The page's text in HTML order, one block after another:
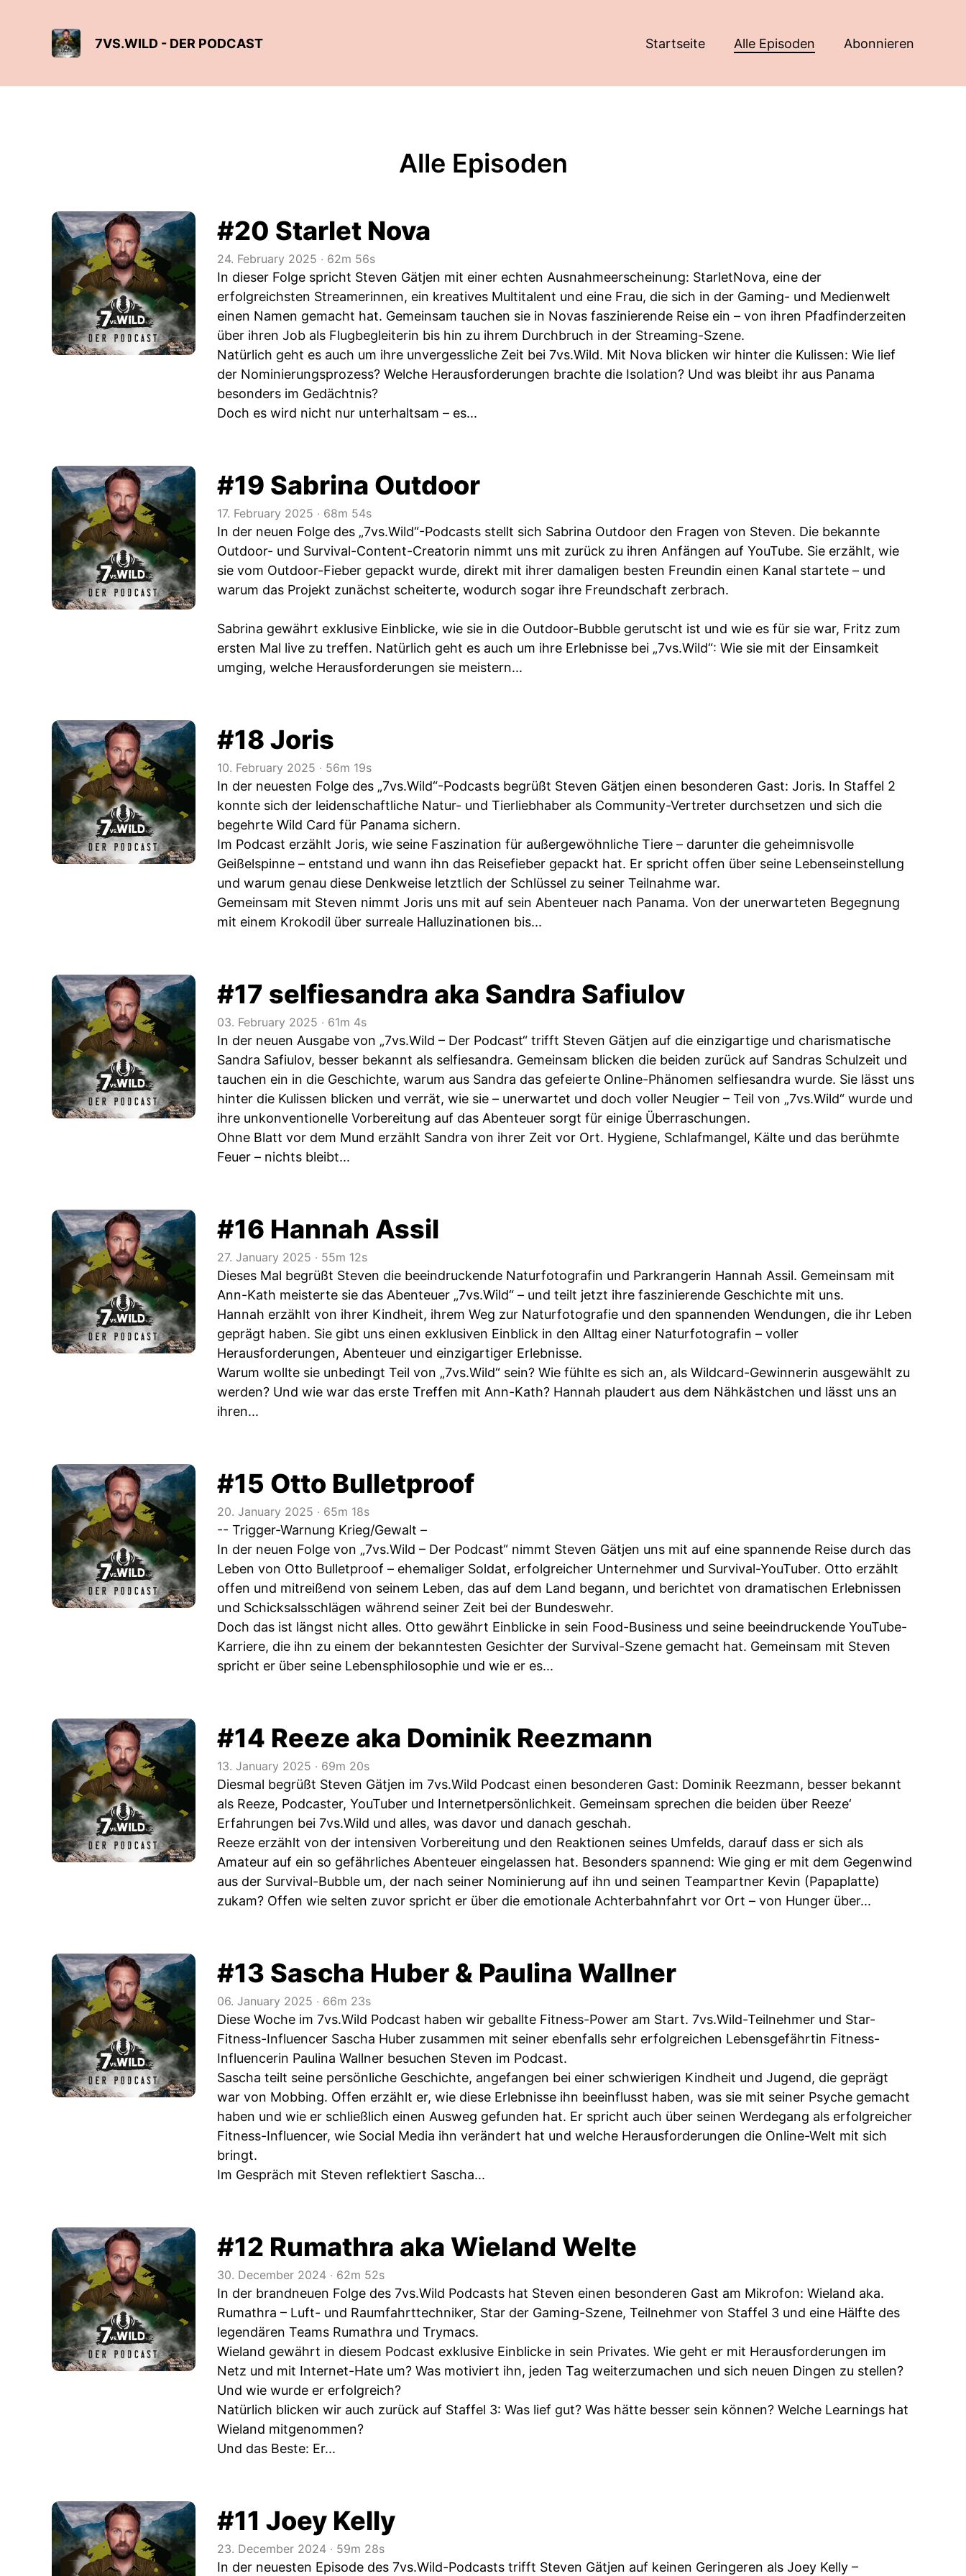
7VS.WILD - DER PODCAST Startseite Alle Episoden Abonnieren
Alle Episoden
#20 Starlet Nova
24. February 2025 ‧ 62m 56s
In dieser Folge spricht Steven Gätjen mit einer echten Ausnahmeerscheinung: StarletNova, eine der
erfolgreichsten Streamerinnen, ein kreatives Multitalent und eine Frau, die sich in der Gaming- und Medienwelt
einen Namen gemacht hat. Gemeinsam tauchen sie in Novas faszinierende Reise ein – von ihren Pfadfinderzeiten
über ihren Job als Flugbegleiterin bis hin zu ihrem Durchbruch in der Streaming-Szene.
Natürlich geht es auch um ihre unvergessliche Zeit bei 7vs.Wild. Mit Nova blicken wir hinter die Kulissen: Wie lief
der Nominierungsprozess? Welche Herausforderungen brachte die Isolation? Und was bleibt ihr aus Panama
besonders im Gedächtnis?
Doch es wird nicht nur unterhaltsam – es...
#19 Sabrina Outdoor
17. February 2025 ‧ 68m 54s
In der neuen Folge des „7vs.Wild“-Podcasts stellt sich Sabrina Outdoor den Fragen von Steven. Die bekannte
Outdoor- und Survival-Content-Creatorin nimmt uns mit zurück zu ihren Anfängen auf YouTube. Sie erzählt, wie
sie vom Outdoor-Fieber gepackt wurde, direkt mit ihrer damaligen besten Freundin einen Kanal startete – und
warum das Projekt zunächst scheiterte, wodurch sogar ihre Freundschaft zerbrach.
Sabrina gewährt exklusive Einblicke, wie sie in die Outdoor-Bubble gerutscht ist und wie es für sie war, Fritz zum
ersten Mal live zu treffen. Natürlich geht es auch um ihre Erlebnisse bei „7vs.Wild“: Wie sie mit der Einsamkeit
umging, welche Herausforderungen sie meistern...
#18 Joris
10. February 2025 ‧ 56m 19s
In der neuesten Folge des „7vs.Wild“-Podcasts begrüßt Steven Gätjen einen besonderen Gast: Joris. In Staffel 2
konnte sich der leidenschaftliche Natur- und Tierliebhaber als Community-Vertreter durchsetzen und sich die
begehrte Wild Card für Panama sichern.
Im Podcast erzählt Joris, wie seine Faszination für außergewöhnliche Tiere – darunter die geheimnisvolle
Geißelspinne – entstand und wann ihn das Reisefieber gepackt hat. Er spricht offen über seine Lebenseinstellung
und warum genau diese Denkweise letztlich der Schlüssel zu seiner Teilnahme war.
Gemeinsam mit Steven nimmt Joris uns mit auf sein Abenteuer nach Panama. Von der unerwarteten Begegnung
mit einem Krokodil über surreale Halluzinationen bis...
#17 selfiesandra aka Sandra Safiulov
03. February 2025 ‧ 61m 4s
In der neuen Ausgabe von „7vs.Wild – Der Podcast“ trifft Steven Gätjen auf die einzigartige und charismatische
Sandra Safiulov, besser bekannt als selfiesandra. Gemeinsam blicken die beiden zurück auf Sandras Schulzeit und
tauchen ein in die Geschichte, warum aus Sandra das gefeierte Online-Phänomen selfiesandra wurde. Sie lässt uns
hinter die Kulissen blicken und verrät, wie sie – unerwartet und doch voller Neugier – Teil von „7vs.Wild“ wurde und
ihre unkonventionelle Vorbereitung auf das Abenteuer sorgt für einige Überraschungen.
Ohne Blatt vor dem Mund erzählt Sandra von ihrer Zeit vor Ort. Hygiene, Schlafmangel, Kälte und das berühmte
Feuer – nichts bleibt...
#16 Hannah Assil
27. January 2025 ‧ 55m 12s
Dieses Mal begrüßt Steven die beeindruckende Naturfotografin und Parkrangerin Hannah Assil. Gemeinsam mit
Ann-Kath meisterte sie das Abenteuer „7vs.Wild“ – und teilt jetzt ihre faszinierende Geschichte mit uns.
Hannah erzählt von ihrer Kindheit, ihrem Weg zur Naturfotografie und den spannenden Wendungen, die ihr Leben
geprägt haben. Sie gibt uns einen exklusiven Einblick in den Alltag einer Naturfotografin – voller
Herausforderungen, Abenteuer und einzigartiger Erlebnisse.
Warum wollte sie unbedingt Teil von „7vs.Wild“ sein? Wie fühlte es sich an, als Wildcard-Gewinnerin ausgewählt zu
werden? Und wie war das erste Treffen mit Ann-Kath? Hannah plaudert aus dem Nähkästchen und lässt uns an
ihren...
#15 Otto Bulletproof
20. January 2025 ‧ 65m 18s
-- Trigger-Warnung Krieg/Gewalt –
In der neuen Folge von „7vs.Wild – Der Podcast“ nimmt Steven Gätjen uns mit auf eine spannende Reise durch das
Leben von Otto Bulletproof – ehemaliger Soldat, erfolgreicher Unternehmer und Survival-YouTuber. Otto erzählt
offen und mitreißend von seinem Leben, das auf dem Land begann, und berichtet von dramatischen Erlebnissen
und Schicksalsschlägen während seiner Zeit bei der Bundeswehr.
Doch das ist längst nicht alles. Otto gewährt Einblicke in sein Food-Business und seine beeindruckende YouTube-
Karriere, die ihn zu einem der bekanntesten Gesichter der Survival-Szene gemacht hat. Gemeinsam mit Steven
spricht er über seine Lebensphilosophie und wie er es...
#14 Reeze aka Dominik Reezmann
13. January 2025 ‧ 69m 20s
Diesmal begrüßt Steven Gätjen im 7vs.Wild Podcast einen besonderen Gast: Dominik Reezmann, besser bekannt
als Reeze, Podcaster, YouTuber und Internetpersönlichkeit. Gemeinsam sprechen die beiden über Reeze‘
Erfahrungen bei 7vs.Wild und alles, was davor und danach geschah.
Reeze erzählt von der intensiven Vorbereitung und den Reaktionen seines Umfelds, darauf dass er sich als
Amateur auf ein so gefährliches Abenteuer eingelassen hat. Besonders spannend: Wie ging er mit dem Gegenwind
aus der Survival-Bubble um, der nach seiner Nominierung auf ihn und seinen Teampartner Kevin (Papaplatte)
zukam? Offen wie selten zuvor spricht er über die emotionale Achterbahnfahrt vor Ort – von Hunger über...
#13 Sascha Huber & Paulina Wallner
06. January 2025 ‧ 66m 23s
Diese Woche im 7vs.Wild Podcast haben wir geballte Fitness-Power am Start. 7vs.Wild-Teilnehmer und Star-
Fitness-Influencer Sascha Huber zusammen mit seiner ebenfalls sehr erfolgreichen Lebensgefährtin Fitness-
Influencerin Paulina Wallner besuchen Steven im Podcast.
Sascha teilt seine persönliche Geschichte, angefangen bei einer schwierigen Kindheit und Jugend, die geprägt
war von Mobbing. Offen erzählt er, wie diese Erlebnisse ihn beeinflusst haben, was sie mit seiner Psyche gemacht
haben und wie er schließlich einen Ausweg gefunden hat. Er spricht auch über seinen Werdegang als erfolgreicher
Fitness-Influencer, wie Social Media ihn verändert hat und welche Herausforderungen die Online-Welt mit sich
bringt.
Im Gespräch mit Steven reflektiert Sascha...
#12 Rumathra aka Wieland Welte
30. December 2024 ‧ 62m 52s
In der brandneuen Folge des 7vs.Wild Podcasts hat Steven einen besonderen Gast am Mikrofon: Wieland aka.
Rumathra – Luft- und Raumfahrttechniker, Star der Gaming-Szene, Teilnehmer von Staffel 3 und eine Hälfte des
legendären Teams Rumathra und Trymacs.
Wieland gewährt in diesem Podcast exklusive Einblicke in sein Privates. Wie geht er mit Herausforderungen im
Netz und mit Internet-Hate um? Was motiviert ihn, jeden Tag weiterzumachen und sich neuen Dingen zu stellen?
Und wie wurde er erfolgreich?
Natürlich blicken wir auch zurück auf Staffel 3: Was lief gut? Was hätte besser sein können? Welche Learnings hat
Wieland mitgenommen?
Und das Beste: Er...
#11 Joey Kelly
23. December 2024 ‧ 59m 28s
In der neuesten Episode des 7vs.Wild-Podcasts trifft Steven Gätjen auf keinen Geringeren als Joey Kelly –